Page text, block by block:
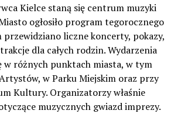
Kielce staną się centrum muzyki
ogłosiło program tegorocznego
liczne koncerty, pokazy,
dla całych rodzin. Wydarzenia
w różnych punktach miasta, w tym
w Parku Miejskim oraz przy
Kultury. Organizatorzy właśnie
muzycznych gwiazd imprezy.